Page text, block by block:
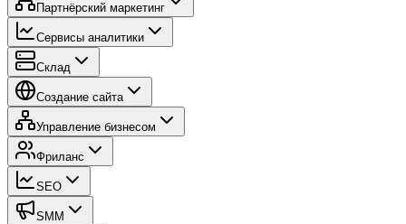
Партнёрский маркетинг
Сервисы аналитики
Склад
Создание сайта
Управление бизнесом
Фриланс
SEO
SMM